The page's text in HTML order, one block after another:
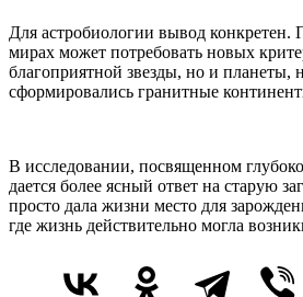
Для астробиологии вывод
мирах может потребовать новых
благоприятной звезды, но и планеты,
сформировались гранитные
В исследовании, посвященном
дается более ясный ответ на старую
просто дала жизни место для
где жизнь действительно могла